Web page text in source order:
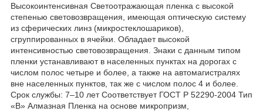
Высокоинтенсивная Светоотражающая пленка с высокой
степенью световозвращения, имеющая оптическую систему
из сферических линз (микростеклошариков),
сгруппированных в ячейки. Обладает высокой
интенсивностью световозвращения. Знаки с данным типом
пленки устанавливают в населенных пунктах на дорогах с
числом полос четыре и более, а также на автомагистралях
вне населенных пунктов, так же с числом полос 4 и более.
Срок службы: 7–10 лет Соответствует ГОСТ Р 52290-2004 Тип
«В» Алмазная Пленка на основе микропризм,